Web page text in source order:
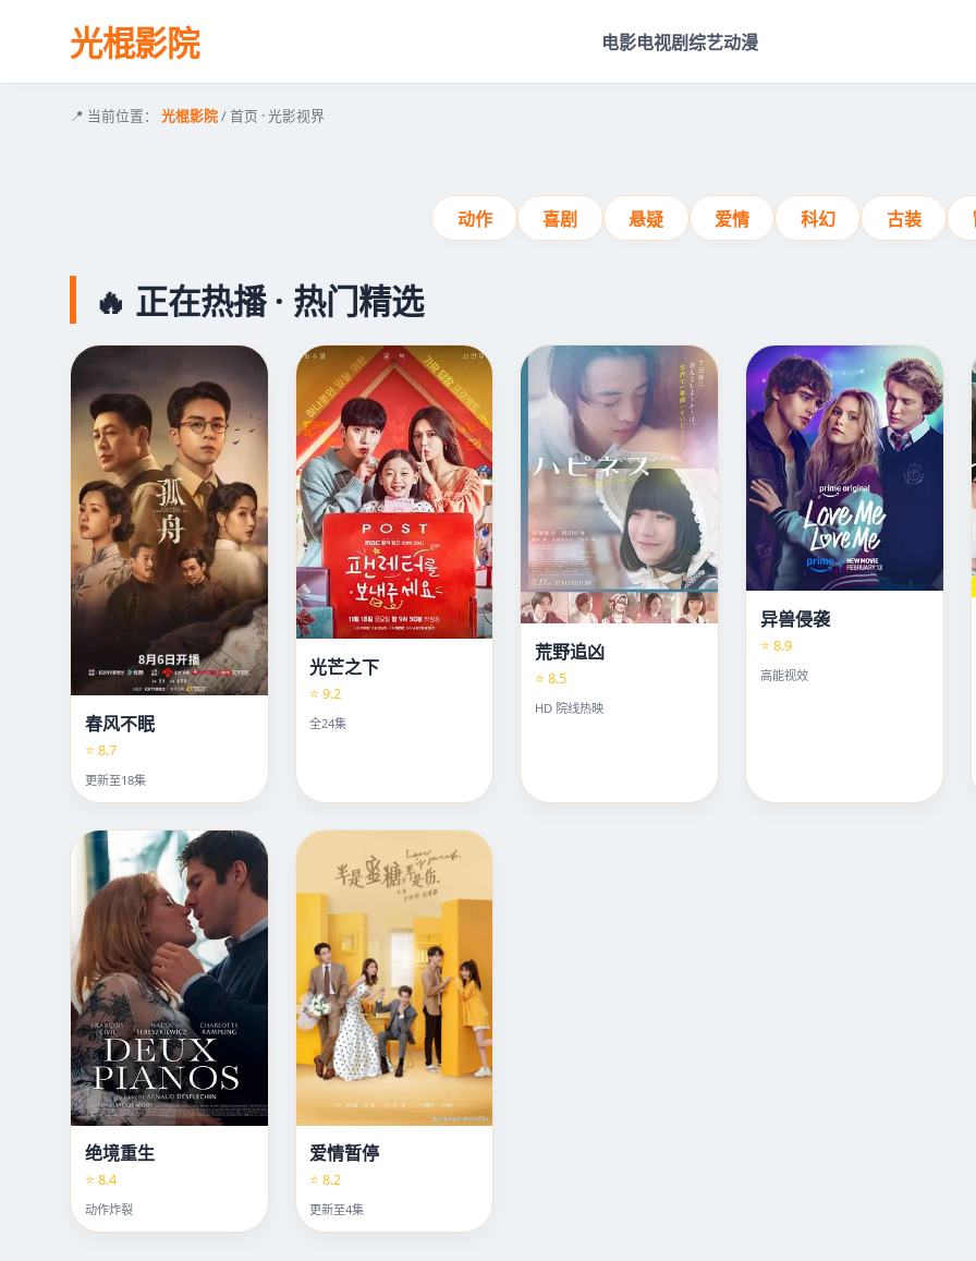
光棍影院 电影电视剧综艺动漫
📍 当前位置： 光棍影院/ 首页 · 光影视界
🔥 年度剧王《风起长林》
动作 喜剧 悬疑 爱情 科幻 古装
🔥 正在热播 · 热门精选
春风不眠
⭐ 8.7
更新至18集
光芒之下
⭐ 9.2
全24集
荒野追凶
⭐ 8.5
HD 院线热映
异兽侵袭
⭐ 8.9
高能视效
绝境重生
⭐ 8.4
动作炸裂
爱情暂停
⭐ 8.2
更新至4集